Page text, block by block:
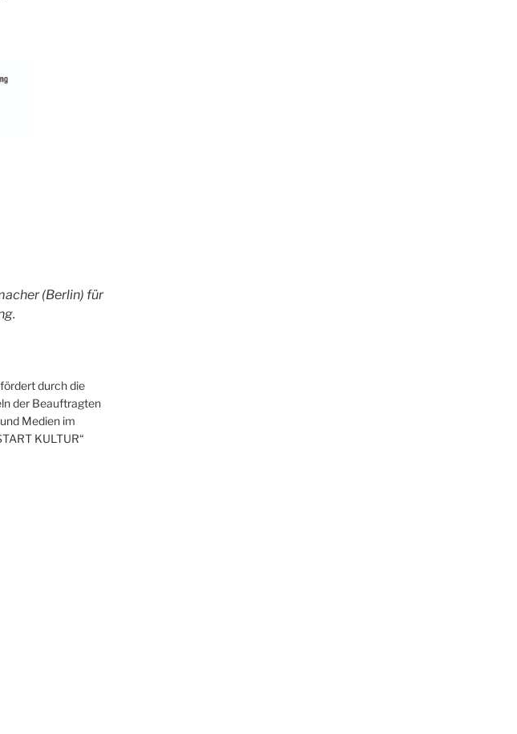
(Berlin) für
durch die
der Beauftragten
Medien im
KULTUR“